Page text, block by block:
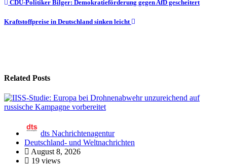
Beitragsnavigation
CDU-Politiker Bilger: Demokratieförderung gegen AfD gescheitert
Kraftstoffpreise in Deutschland sinken leicht
Related Posts
dts Nachrichtenagentur
Deutschland- und Weltnachrichten
August 8, 2026
19 views